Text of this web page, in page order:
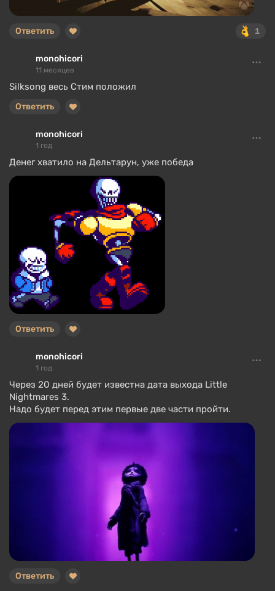
1
Ответить
monohicori
11 месяцев
Silksong весь Стим положил
Ответить
monohicori
1 год
Денег хватило на Дельтарун, уже победа
Ответить
monohicori
1 год
Через 20 дней будет известна дата выхода Little
Nightmares 3.
Надо будет перед этим первые две части пройти.
Ответить